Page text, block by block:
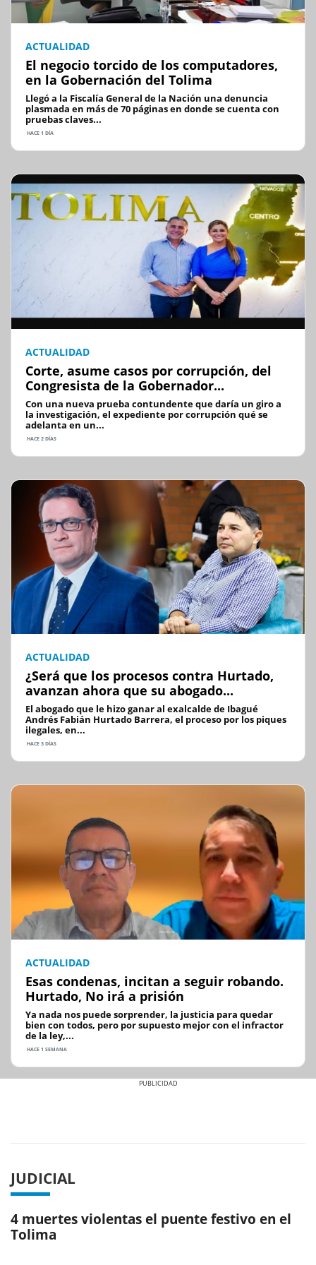
ACTUALIDAD
El negocio torcido de los computadores,
en la Gobernación del Tolima
Llegó a la Fiscalía General de la Nación una denuncia
plasmada en más de 70 páginas en donde se cuenta con
pruebas claves...
HACE 1 DÍA
ACTUALIDAD
Corte, asume casos por corrupción, del
Congresista de la Gobernador...
Con una nueva prueba contundente que daría un giro a
la investigación, el expediente por corrupción qué se
adelanta en un...
HACE 2 DÍAS
ACTUALIDAD
¿Será que los procesos contra Hurtado,
avanzan ahora que su abogado...
El abogado que le hizo ganar al exalcalde de Ibagué
Andrés Fabián Hurtado Barrera, el proceso por los piques
ilegales, en...
HACE 3 DÍAS
ACTUALIDAD
Esas condenas, incitan a seguir robando.
Hurtado, No irá a prisión
Ya nada nos puede sorprender, la justicia para quedar
bien con todos, pero por supuesto mejor con el infractor
de la ley,...
HACE 1 SEMANA
JUDICIAL
4 muertes violentas el puente festivo en el
Tolima